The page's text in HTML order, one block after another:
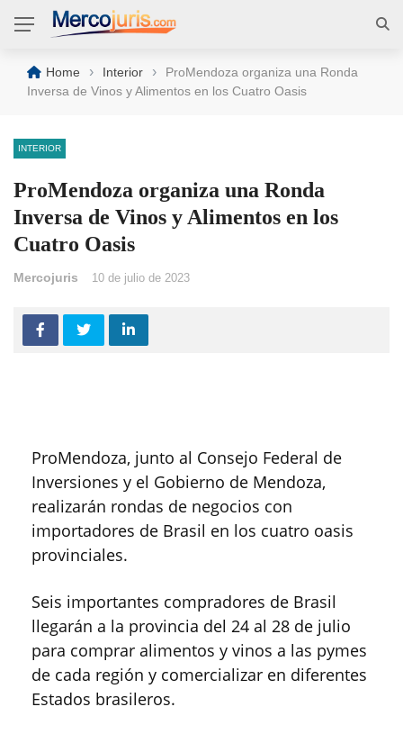
Home › Interior ›
ProMendoza organiza una Ronda
Inversa de Vinos y Alimentos en los Cuatro Oasis
INTERIOR
ProMendoza organiza una Ronda
Inversa de Vinos y Alimentos en los
Cuatro Oasis
Mercojuris 10 de julio de 2023
ProMendoza, junto al Consejo Federal de
Inversiones y el Gobierno de Mendoza,
realizarán rondas de negocios con
importadores de Brasil en los cuatro oasis
provinciales.
Seis importantes compradores de Brasil
llegarán a la provincia del 24 al 28 de julio
para comprar alimentos y vinos a las pymes
de cada región y comercializar en diferentes
Estados brasileros.